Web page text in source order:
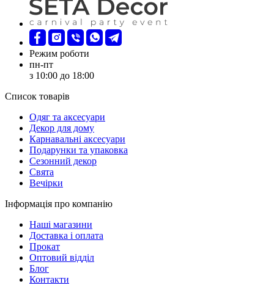
Режим роботи
пн-пт
з 10:00 до 18:00
Список товарів
Oдяг та аксесуари
Декор для дому
Карнавальні аксесуари
Подарунки та упаковка
Сезонний декор
Свята
Вечірки
Інформація про компанію
Наші магазини
Доставка і оплата
Прокат
Оптовий відділ
Блог
Контакти